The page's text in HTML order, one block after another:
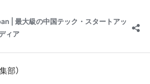
部）